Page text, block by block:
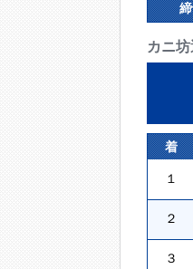
カニ
着
１
２
３